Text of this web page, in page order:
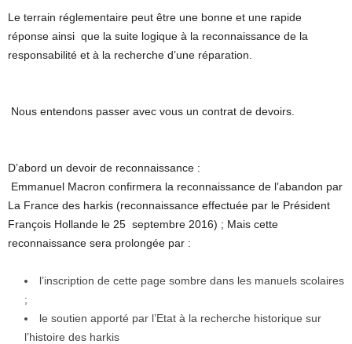
Le terrain réglementaire peut être une bonne et une rapide
réponse ainsi que la suite logique à la reconnaissance de la
responsabilité et à la recherche d’une réparation.
Nous entendons passer avec vous un contrat de devoirs.
D’abord un devoir de reconnaissance :
Emmanuel Macron confirmera la reconnaissance de l’abandon par
La France des harkis (reconnaissance effectuée par le Président
François Hollande le 25 septembre 2016) ; Mais cette
reconnaissance sera prolongée par :
l’inscription de cette page sombre dans les manuels scolaires
;
le soutien apporté par l’Etat à la recherche historique sur
l’histoire des harkis